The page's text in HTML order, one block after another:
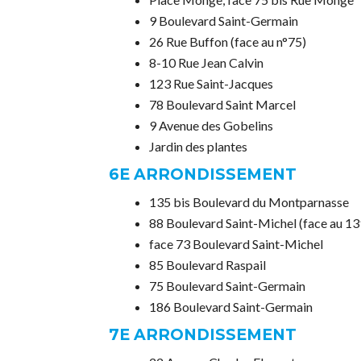
9 Boulevard Saint-Germain
26 Rue Buffon (face au n°75)
8-10 Rue Jean Calvin
123 Rue Saint-Jacques
78 Boulevard Saint Marcel
9 Avenue des Gobelins
Jardin des plantes
6E ARRONDISSEMENT
135 bis Boulevard du Montparnasse
88 Boulevard Saint-Michel (face au
face 73 Boulevard Saint-Michel
85 Boulevard Raspail
75 Boulevard Saint-Germain
186 Boulevard Saint-Germain
7E ARRONDISSEMENT